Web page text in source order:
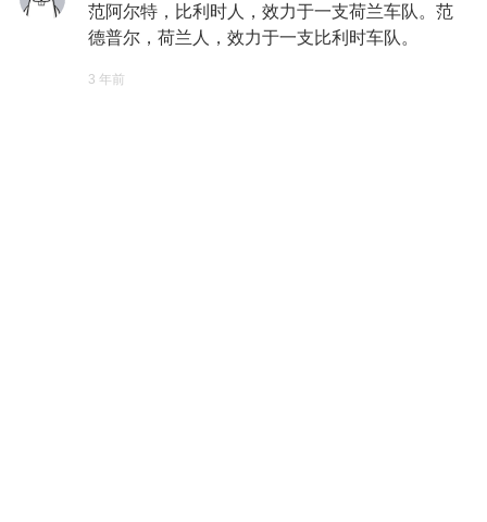
范阿尔特，比利时人，效力于一支荷兰车队。范
德普尔，荷兰人，效力于一支比利时车队。
3 年前